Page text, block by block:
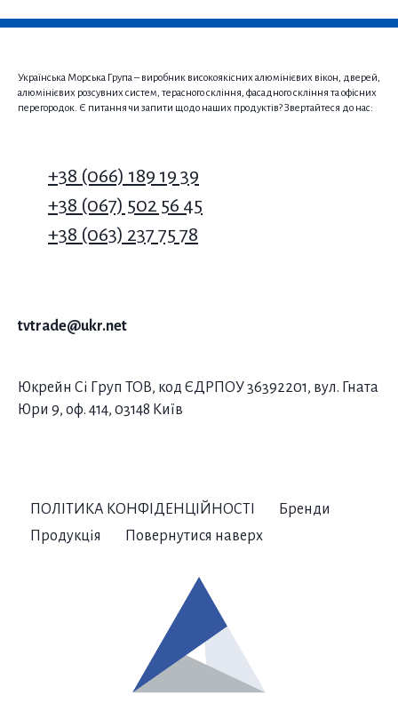
Українська Морська Група – виробник високоякісних алюмінієвих вікон, дверей,
алюмінієвих розсувних систем, терасного скління, фасадного скління та офісних
перегородок. Є питання чи запити щодо наших продуктів? Звертайтеся до нас:
+38 (066) 189 19 39
+38 (067) 502 56 45
+38 (063) 237 75 78
tvtrade@ukr.net
Юкрейн Сі Груп ТОВ, код ЄДРПОУ 36392201, вул. Гната
Юри 9, оф. 414, 03148 Київ
ПОЛІТИКА КОНФІДЕНЦІЙНОСТІ
Бренди
Продукція
Повернутися наверх